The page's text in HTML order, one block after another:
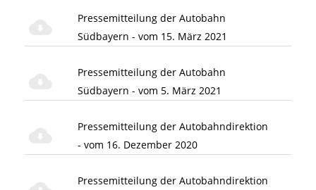
Pressemitteilung der Autobahn
Südbayern - vom 15. März 2021
Pressemitteilung der Autobahn
Südbayern - vom 5. März 2021
Pressemitteilung der Autobahndirektion
- vom 16. Dezember 2020
Pressemitteilung der Autobahndirektion